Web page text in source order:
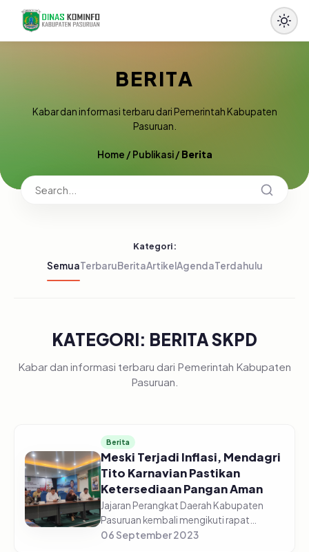
BERITA
Kabar dan informasi terbaru dari Pemerintah Kabupaten
Pasuruan.
Home /Publikasi/Berita
Kategori:
SemuaTerbaruBeritaArtikelAgendaTerdahulu
KATEGORI: BERITA SKPD
Kabar dan informasi terbaru dari Pemerintah Kabupaten
Pasuruan.
Berita
Meski Terjadi Inflasi, Mendagri
Tito Karnavian Pastikan
Ketersediaan Pangan Aman
Jajaran Perangkat Daerah Kabupaten
Pasuruan kembali mengikuti rapat
koordinasi pengendalian inflasi daerah
06 September 2023